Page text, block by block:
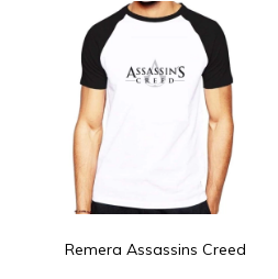
Remera Assassins Creed